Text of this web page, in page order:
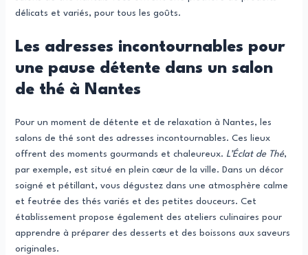
délicats et variés, pour tous les goûts.
Les adresses incontournables pour
une pause détente dans un salon
de thé à Nantes
Pour un moment de détente et de relaxation à Nantes, les
salons de thé sont des adresses incontournables. Ces lieux
offrent des moments gourmands et chaleureux. L’Éclat de Thé,
par exemple, est situé en plein cœur de la ville. Dans un décor
soigné et pétillant, vous dégustez dans une atmosphère calme
et feutrée des thés variés et des petites douceurs. Cet
établissement propose également des ateliers culinaires pour
apprendre à préparer des desserts et des boissons aux saveurs
originales.